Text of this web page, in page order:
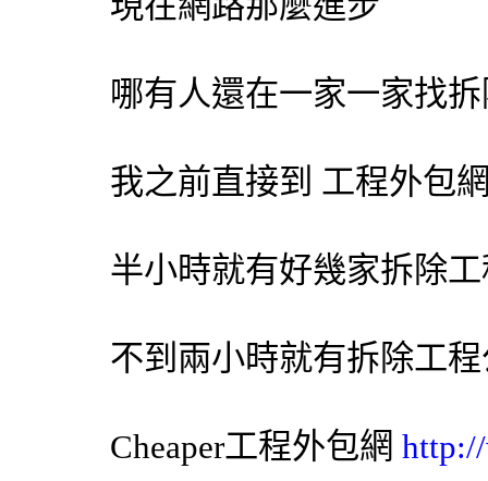
哪有人還在一家一家找
我之前直接到 工程外包
半小時就有好幾家拆除
不到兩小時就有拆除工程
Cheaper工程外包網